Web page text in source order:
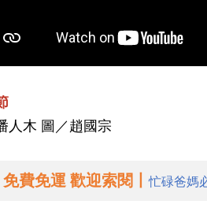
人木 圖／趙國宗
免費免運 歡迎索閱丨忙碌爸媽